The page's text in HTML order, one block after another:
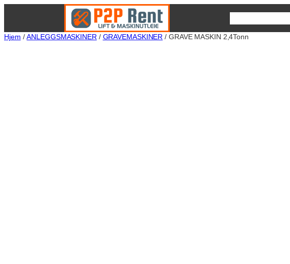
innhold
Hjem /ANLEGGSMASKINER / GRAVEMASKINER / GRAVE MASKIN 2,4Tonn